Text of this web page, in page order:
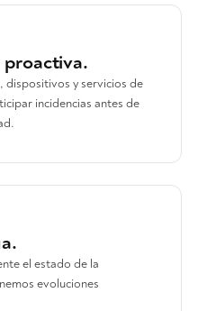
dispositivos y servicios de
incidencias antes de
el estado de la
evoluciones